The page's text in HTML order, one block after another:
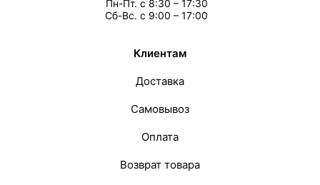
Пн-Пт. с 8:30 – 17:30
Сб-Вс. с 9:00 – 17:00
Клиентам
Доставка
Самовывоз
Оплата
Возврат товара